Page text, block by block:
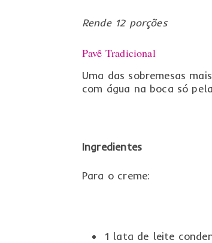
Rende 12 porções
Pavê Tradicional
Uma das sobremesas
com água na boca só
Ingredientes
Para o creme:
1 lata de leite